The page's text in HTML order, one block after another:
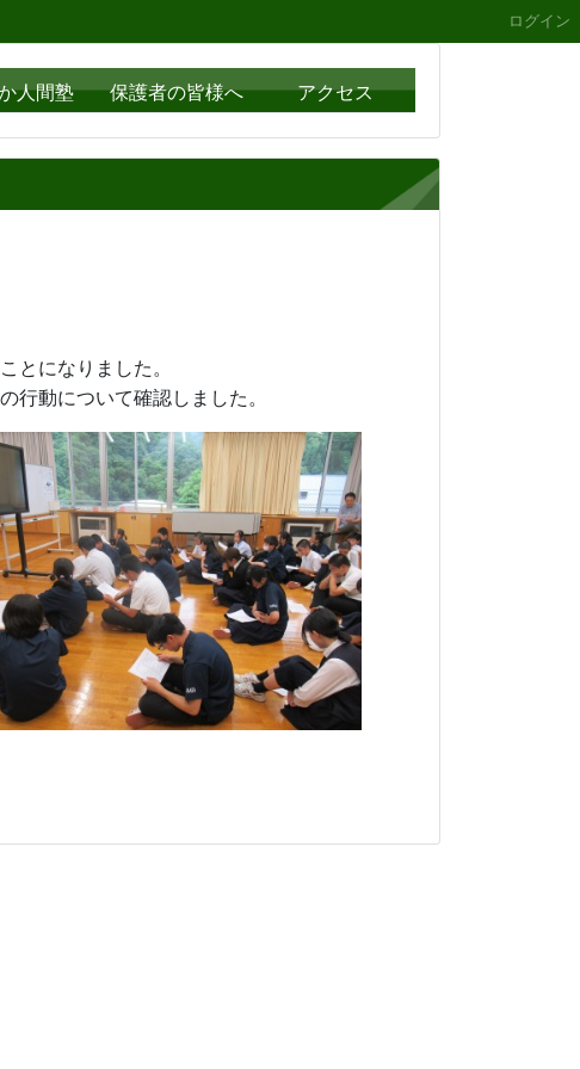
ログイン
人間塾 保護者の皆様へ アクセス
バスを利用することになりました。
行動について確認しました。